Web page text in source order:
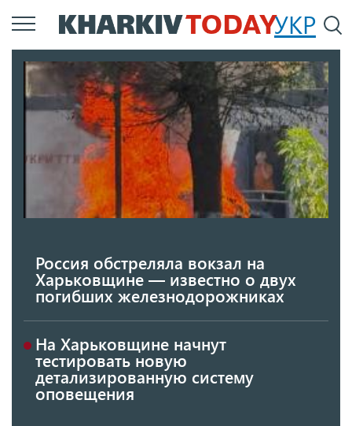
Перейти
к
содержанию
УКР
Россия обстреляла вокзал на
Харьковщине — известно о двух
погибших железнодорожниках
На Харьковщине начнут
тестировать новую
детализированную систему
оповещения